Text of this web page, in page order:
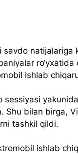
natijalariga
ro‘yxatida
ishlab
sessiyasi
Shu bilan birga,
tashkil qildi.
ishlab